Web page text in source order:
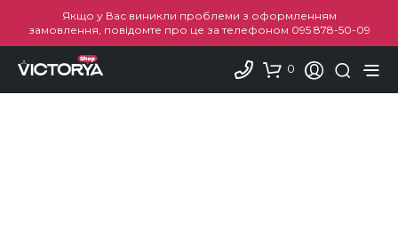
Якщо у Вас виникли проблеми з оформленням
замовлення, повідомте про це за телефоном 095 878-50-09
0